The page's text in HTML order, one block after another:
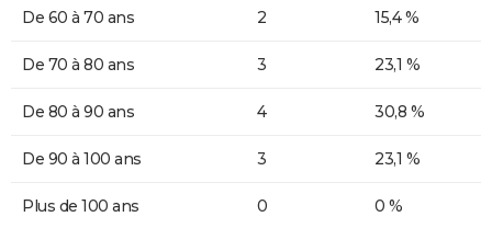
De 60 à 70 ans 2 15,4 %
De 70 à 80 ans 3 23,1 %
De 80 à 90 ans 4 30,8 %
De 90 à 100 ans 3 23,1 %
Plus de 100 ans 0 0 %